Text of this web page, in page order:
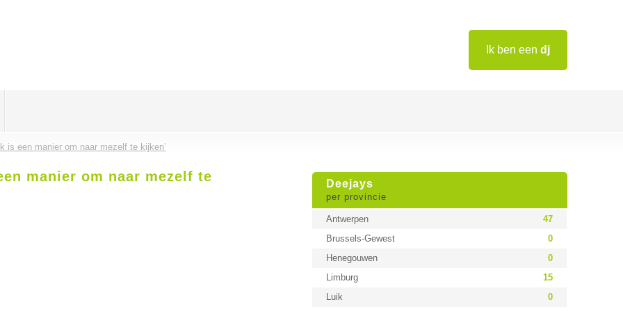
Ik ben een dj
is een manier om naar mezelf te kijken’
Deejays
per provincie
Antwerpen
47
Brussels-Gewest
0
Henegouwen
0
Limburg
15
Luik
0
manier om naar mezelf te